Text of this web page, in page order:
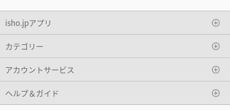
isho.jpアプリ
カテゴリー
アカウントサービス
ヘルプ＆ガイド